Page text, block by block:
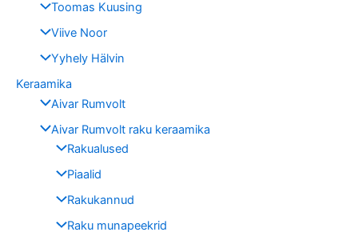
Toomas Kuusing
Viive Noor
Yyhely Hälvin
Keraamika
Aivar Rumvolt
Aivar Rumvolt raku keraamika
Rakualused
Piaalid
Rakukannud
Raku munapeekrid